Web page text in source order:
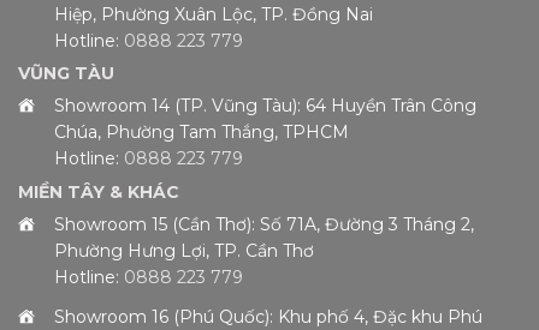
Hiệp, Phường Xuân Lộc, TP. Đồng Nai
Hotline: 0888 223 779
VŨNG TÀU
Showroom 14 (TP. Vũng Tàu): 64 Huyền Trân Công
Chúa, Phường Tam Thắng, TPHCM
Hotline: 0888 223 779
MIỀN TÂY & KHÁC
Showroom 15 (Cần Thơ): Số 71A, Đường 3 Tháng 2,
Phường Hưng Lợi, TP. Cần Thơ
Hotline: 0888 223 779
Showroom 16 (Phú Quốc): Khu phố 4, Đặc khu Phú